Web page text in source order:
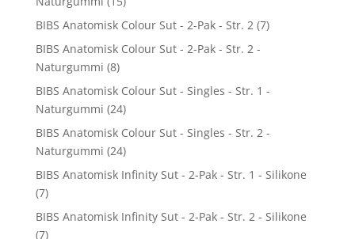
BIBS Anatomisk Colour Sut - 2-Pak - Str. 2 (7)
BIBS Anatomisk Colour Sut - 2-Pak - Str. 2 -
Naturgummi (8)
BIBS Anatomisk Colour Sut - Singles - Str. 1 -
Naturgummi (24)
BIBS Anatomisk Colour Sut - Singles - Str. 2 -
Naturgummi (24)
BIBS Anatomisk Infinity Sut - 2-Pak - Str. 1 - Silikone
(7)
BIBS Anatomisk Infinity Sut - 2-Pak - Str. 2 - Silikone
(7)